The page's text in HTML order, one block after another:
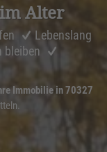
Alter
Lebenslang
bleiben
Immobilie in 70327